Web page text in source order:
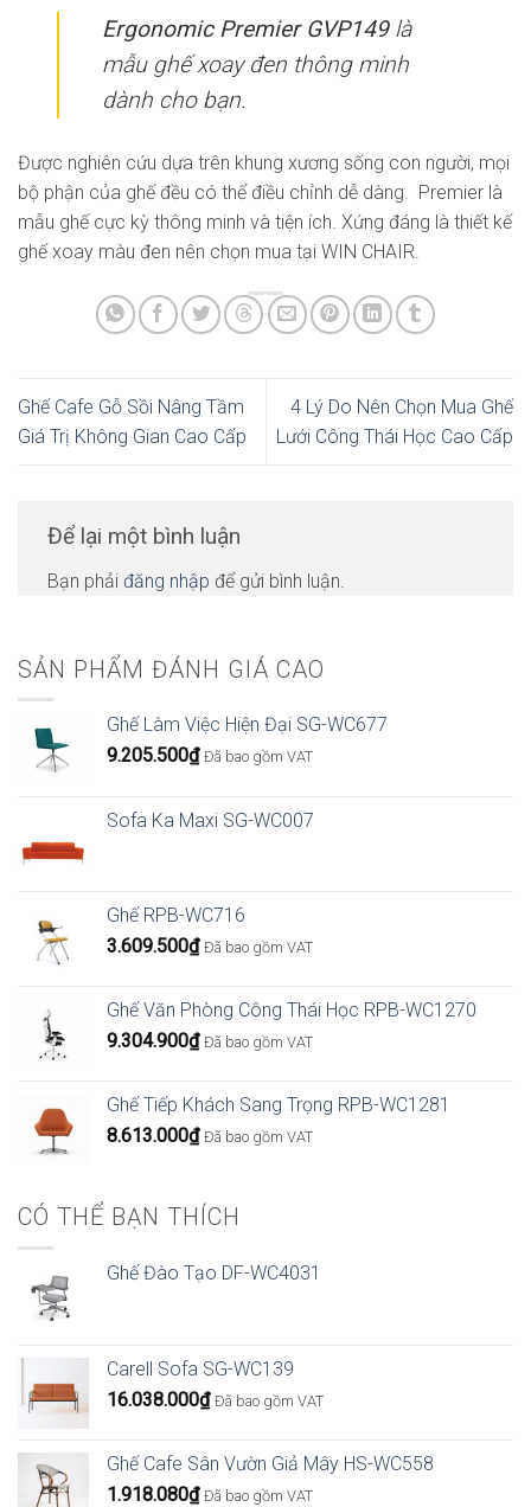
SẢN PHẨM ĐÁNH GIÁ CAO
Ghế Làm Việc Hiện Đại SG-WC677
9.205.500₫ Đã bao gồm VAT
Sofa Ka Maxi SG-WC007
Ghế RPB-WC716
3.609.500₫ Đã bao gồm VAT
Ghế Văn Phòng Công Thái Học RPB-WC1270
9.304.900₫ Đã bao gồm VAT
Ghế Tiếp Khách Sang Trọng RPB-WC1281
8.613.000₫ Đã bao gồm VAT
CÓ THỂ BẠN THÍCH
Ghế Đào Tạo DF-WC4031
Carell Sofa SG-WC139
16.038.000₫ Đã bao gồm VAT
Ghế Cafe Sân Vườn Giả Mây HS-WC558
1.918.080₫ Đã bao gồm VAT
Ergonomic Premier GVP149là
mẫu ghế xoay đen thông minh
dành cho bạn.
Được nghiên cứu dựa trên khung xương sống con người, mọi
bộ phận của ghế đều có thể điều chỉnh dễ dàng. Premier là
mẫu ghế cực kỳ thông minh và tiện ích. Xứng đáng là thiết kế
ghế xoay màu đen nên chọn mua tại WIN CHAIR.
Ghế Cafe Gỗ Sồi Nâng Tầm
Giá Trị Không Gian Cao Cấp
4 Lý Do Nên Chọn Mua Ghế
Lưới Công Thái Học Cao Cấp
Để lại một bình luận
Bạn phải đăng nhập để gửi bình luận.